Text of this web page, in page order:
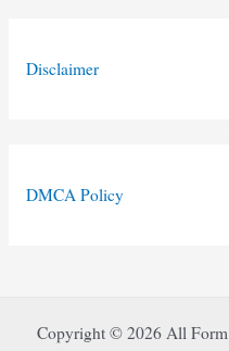
Disclaimer
DMCA Policy
Copyright © 2026 All